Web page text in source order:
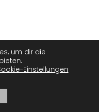
um dir die
Einstellungen